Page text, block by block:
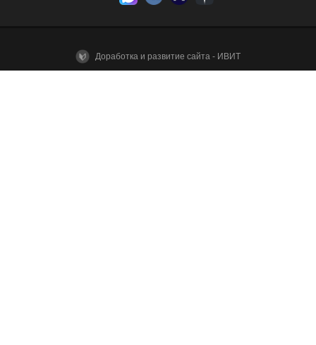
Доработка и развитие сайта - ИВИТ